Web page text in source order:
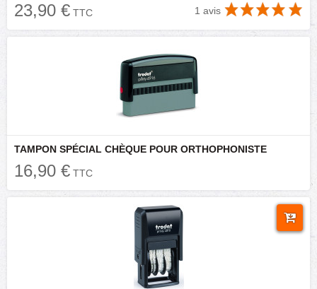
23,90 € TTC 1 avis
TAMPON SPÉCIAL CHÈQUE POUR ORTHOPHONISTE
16,90 € TTC